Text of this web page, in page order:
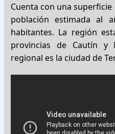
Cuenta con una superficie
población estimada al
habitantes. La región
provincias de Cautín y
regional es la ciudad de